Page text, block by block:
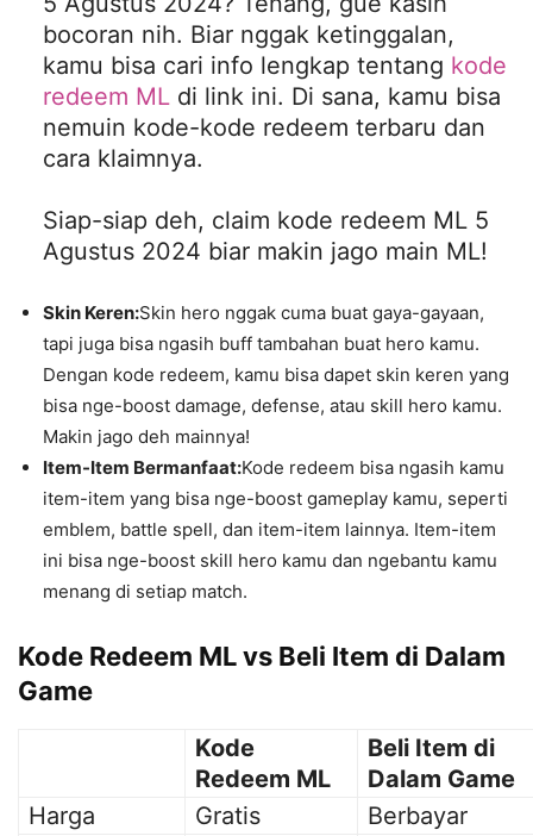
bocoran nih. Biar nggak ketinggalan,
kamu bisa cari info lengkap tentang kode
redeem ML di link ini. Di sana, kamu bisa
nemuin kode-kode redeem terbaru dan
cara klaimnya.
Siap-siap deh, claim kode redeem ML 5
Agustus 2024 biar makin jago main ML!
Skin Keren:Skin hero nggak cuma buat gaya-gayaan,
tapi juga bisa ngasih buff tambahan buat hero kamu.
Dengan kode redeem, kamu bisa dapet skin keren yang
bisa nge-boost damage, defense, atau skill hero kamu.
Makin jago deh mainnya!
Item-Item Bermanfaat:Kode redeem bisa ngasih kamu
item-item yang bisa nge-boost gameplay kamu, seperti
emblem, battle spell, dan item-item lainnya. Item-item
ini bisa nge-boost skill hero kamu dan ngebantu kamu
menang di setiap match.
Kode Redeem ML vs Beli Item di Dalam
Game
Kode
Redeem ML
Beli Item di
Dalam Game
Harga
Gratis Berbayar